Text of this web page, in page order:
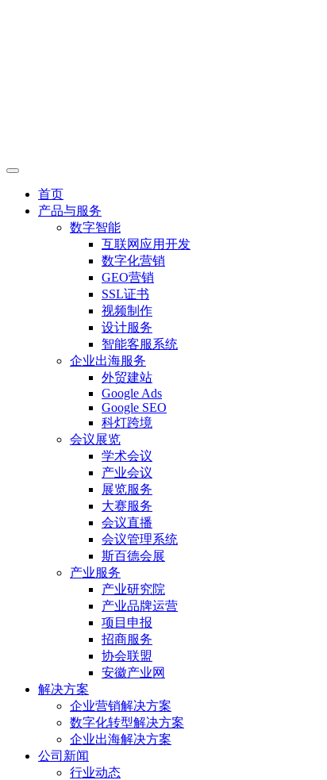
首页
产品与服务
数字智能
互联网应用开发
数字化营销
GEO营销
SSL证书
视频制作
设计服务
智能客服系统
企业出海服务
外贸建站
Google Ads
Google SEO
科灯跨境
会议展览
学术会议
产业会议
展览服务
大赛服务
会议直播
会议管理系统
斯百德会展
产业服务
产业研究院
产业品牌运营
项目申报
招商服务
协会联盟
安徽产业网
解决方案
企业营销解决方案
数字化转型解决方案
企业出海解决方案
公司新闻
行业动态